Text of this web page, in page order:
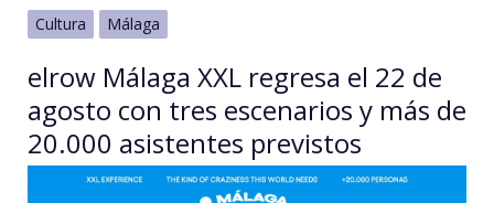
Cultura Málaga
elrow Málaga XXL regresa el 22 de
agosto con tres escenarios y más de
20.000 asistentes previstos